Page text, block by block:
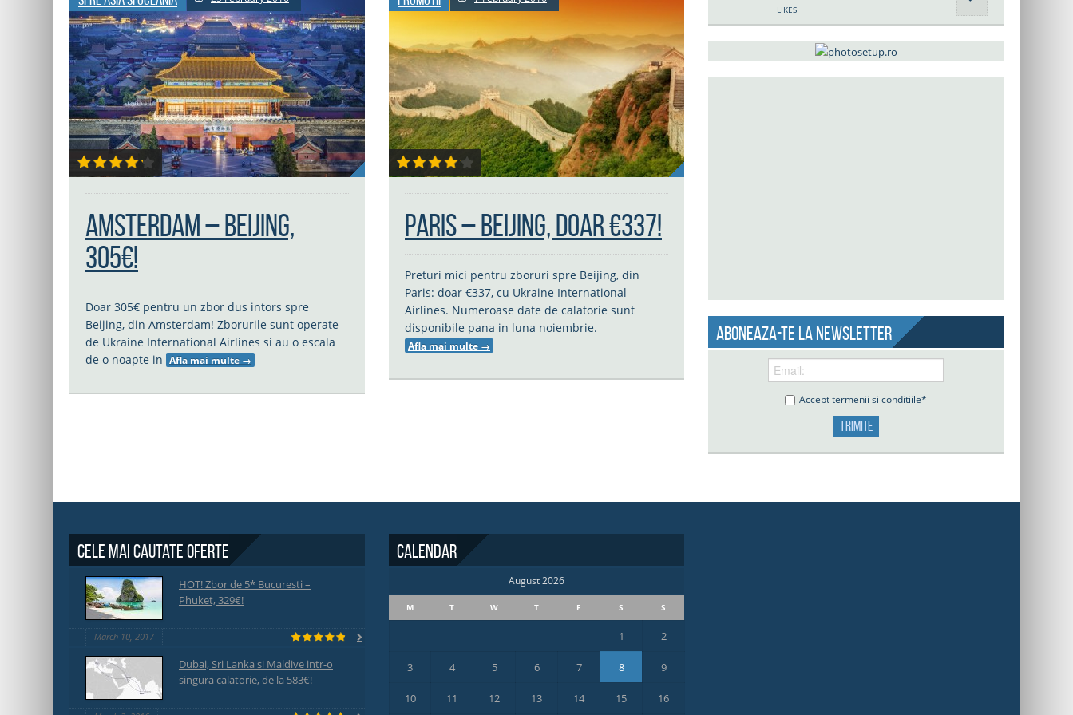
Amsterdam – Beijing,
305€!
Doar 305€ pentru un zbor dus intors spre
Beijing, din Amsterdam! Zborurile sunt operate
de Ukraine International Airlines si au o escala
de o noapte in Afla mai multe →
Paris – Beijing, doar €337!
Preturi mici pentru zboruri spre Beijing, din
Paris: doar €337, cu Ukraine International
Airlines. Numeroase date de calatorie sunt
disponibile pana in luna noiembrie.
Afla mai multe →
LIKES
Aboneaza-te la newsletter
Accept termenii si conditiile*
Cele mai cautate oferte
HOT! Zbor de 5* Bucuresti –
Phuket, 329€!
March 10, 2017
Dubai, Sri Lanka si Maldive intr-o
singura calatorie, de la 583€!
Calendar
August 2026
M T W T F S S
1 2
3 4 5 6 7 8 9
10 11 12 13 14 15 16